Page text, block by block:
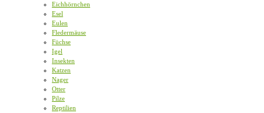
Eichhörnchen
Esel
Eulen
Fledermäuse
Füchse
Igel
Insekten
Katzen
Nager
Otter
Pilze
Reptilien